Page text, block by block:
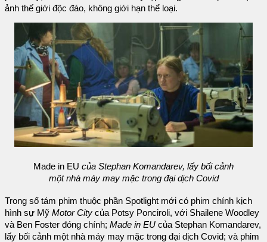
ảnh thế giới độc đáo, không giới hạn thể loại.
Made in EU của Stephan Komandarev, lấy bối cảnh
một nhà máy may mặc trong đại dịch Covid
Trong số tám phim thuộc phần Spotlight mới có phim chính kịch
hình sự Mỹ Motor City của Potsy Ponciroli, với Shailene Woodley
và Ben Foster đóng chính; Made in EU của Stephan Komandarev,
lấy bối cảnh một nhà máy may mặc trong đại dịch Covid; và phim